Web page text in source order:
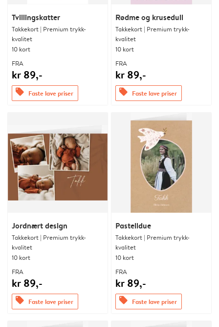
Tvillingskatter
Takkekort | Premium trykk-
kvalitet
10 kort
FRA
kr 89,-
offers Faste lave priser
Rødme og krusedull
Takkekort | Premium trykk-
kvalitet
10 kort
FRA
kr 89,-
offers Faste lave priser
Jordnært design
Takkekort | Premium trykk-
kvalitet
10 kort
FRA
kr 89,-
offers Faste lave priser
Pastelldue
Takkekort | Premium trykk-
kvalitet
10 kort
FRA
kr 89,-
offers Faste lave priser